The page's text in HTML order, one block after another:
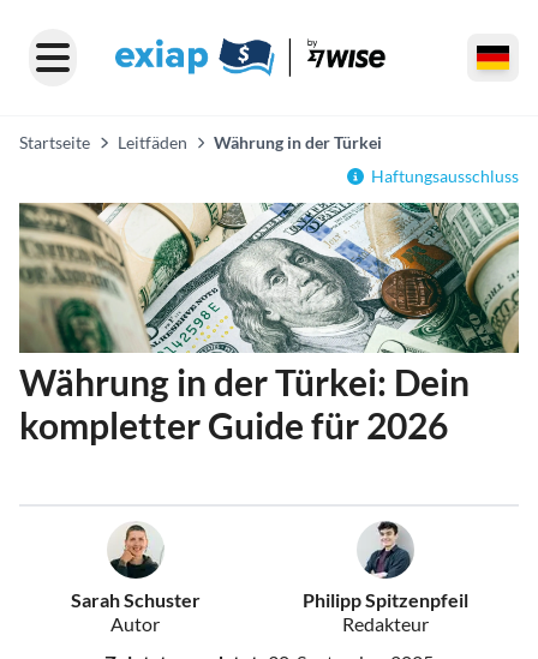
Startseite Leitfäden
Währung in der Türkei
Haftungsausschluss
Währung in der Türkei: Dein
kompletter Guide für 2026
Sarah Schuster
Autor
Philipp Spitzenpfeil
Redakteur